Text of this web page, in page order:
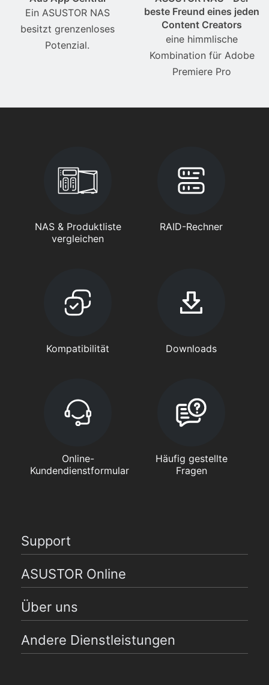
Ein ASUSTOR NAS
besitzt grenzenloses
Potenzial.
beste Freund eines jeden
Content Creators
eine himmlische
Kombination für Adobe
Premiere Pro
NAS & Produktliste
vergleichen
RAID-Rechner
Kompatibilität Downloads
Online-
Kundendienstformular
Häufig gestellte
Fragen
Support
ASUSTOR Online
Über uns
Andere Dienstleistungen